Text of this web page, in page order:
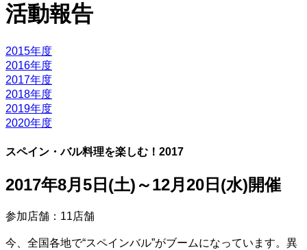
活動報告
2015年度
2016年度
2017年度
2018年度
2019年度
2020年度
スペイン・バル料理を楽しむ！2017
2017年8月5日(土)～12月20日(水)開催
参加店舗：11店舗
今、全国各地で“スペインバル”がブームになっています。異